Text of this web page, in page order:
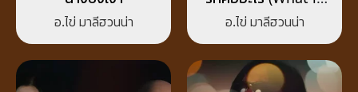
อ.ไข่ มาลีฮวนน่า
Love?)
อ.ไข่ มาลีฮวนน่า